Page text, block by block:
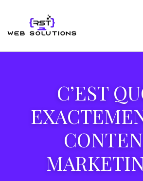
C’EST